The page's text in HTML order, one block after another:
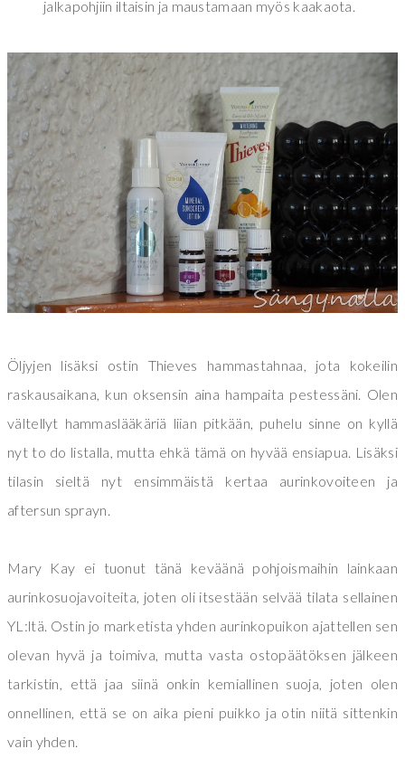
jalkapohjiin iltaisin ja maustamaan myös kaakaota.
Öljyjen lisäksi ostin Thieves hammastahnaa, jota kokeilin
raskausaikana, kun oksensin aina hampaita pestessäni. Olen
vältellyt hammaslääkäriä liian pitkään, puhelu sinne on kyllä
nyt to do listalla, mutta ehkä tämä on hyvää ensiapua. Lisäksi
tilasin sieltä nyt ensimmäistä kertaa aurinkovoiteen ja
aftersun sprayn.
Mary Kay ei tuonut tänä keväänä pohjoismaihin lainkaan
aurinkosuojavoiteita, joten oli itsestään selvää tilata sellainen
YL:ltä. Ostin jo marketista yhden aurinkopuikon ajattellen sen
olevan hyvä ja toimiva, mutta vasta ostopäätöksen jälkeen
tarkistin, että jaa siinä onkin kemiallinen suoja, joten olen
onnellinen, että se on aika pieni puikko ja otin niitä sittenkin
vain yhden.